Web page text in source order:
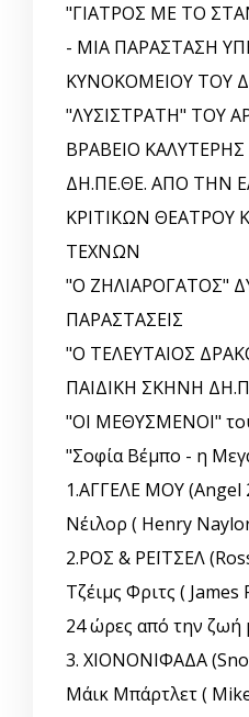
"ΓΙΑΤΡΟΣ ΜΕ ΤΟ
- ΜΙΑ ΠΑΡΑΣΤΑΣΗ
ΚΥΝΟΚΟΜΕΙΟΥ ΤΟΥ
"ΛΥΣΙΣΤΡΑΤΗ" ΤΟΥ
ΒΡΑΒΕΙΟ
ΔΗ.ΠΕ.ΘΕ. ΑΠΟ ΤΗΝ
ΚΡΙΤΙΚΩΝ ΘΕΑΤΡΟΥ
ΤΕΧΝΩΝ
"Ο ΖΗΛΙΑΡΟΓΑΤΟΣ"
ΠΑΡΑΣΤΑΣΕΙΣ
"Ο ΤΕΛΕΥΤΑΙΟΣ
ΠΑΙΔΙΚΗ ΣΚΗΝΗ
"ΟΙ ΜΕΘΥΣΜΕΝΟΙ"
"Σοφία Βέμπο - η
1.ΑΓΓΕΛΕ ΜΟΥ (Angel
Νέιλορ ( Henry
2.ΡΟΣ & ΡΕΪΤΣΕΛ
Τζέιμς Φριτς ( James
24 ώρες από την ζωή
3. ΧΙΟΝΟΝΙΦΑΔΑ
Μάικ Μπάρτλετ (